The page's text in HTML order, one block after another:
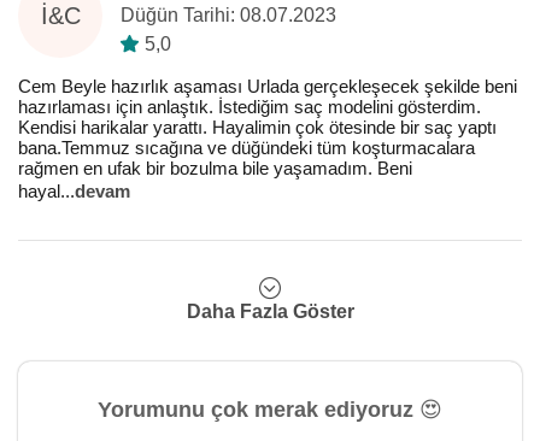
İ&C
Düğün Tarihi: 08.07.2023
5,0
Cem Beyle hazırlık aşaması Urlada gerçekleşecek şekilde beni
hazırlaması için anlaştık. İstediğim saç modelini gösterdim.
Kendisi harikalar yarattı. Hayalimin çok ötesinde bir saç yaptı
bana.Temmuz sıcağına ve düğündeki tüm koşturmacalara
rağmen en ufak bir bozulma bile yaşamadım. Beni
hayal...devam
Daha Fazla Göster
Yorumunu çok merak ediyoruz 😍